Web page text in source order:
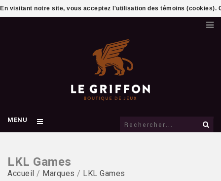
MENU
LKL Games
Accueil / Marques / LKL Games
En visitant notre site, vous acceptez l'utilisation des témoins